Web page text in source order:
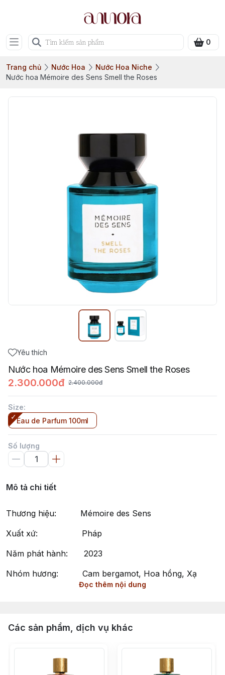
0
Trang chủ Nước Hoa
Nước Hoa Niche
Nước hoa Mémoire des Sens Smell the Roses
Yêu thích
Nước hoa Mémoire des Sens Smell the Roses
2.300.000đ 2.400.000đ
Size:
Eau de Parfum 100ml
Số lượng
Mô tả chi tiết
Thương hiệu: Mémoire des Sens
Xuất xứ: Pháp
Năm phát hành: 2023
Nhóm hương: Cam bergamot, Hoa hồng, Xạ
Smell the Roses by Mémoire des Sens – Hương Thơm
Smell the Roses của Mémoire des Sens là một mùi
hương thuộc nhóm Oriental Floral (Hương Hoa Phương
Đọc thêm nội dung
Các sản phẩm, dịch vụ khác